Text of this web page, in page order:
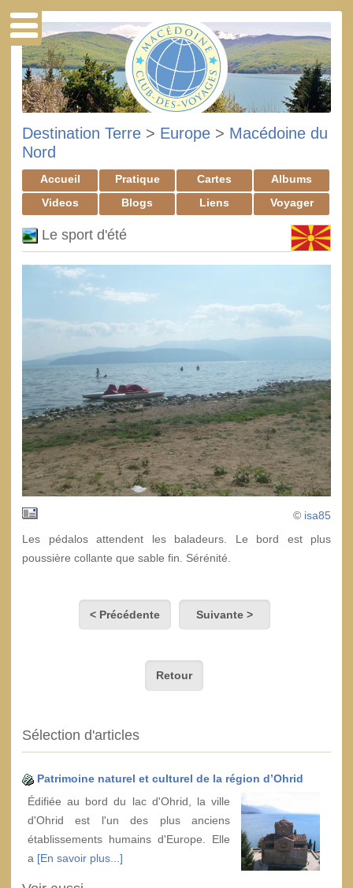
Destination Terre > Europe > Macédoine du
Nord
Accueil Pratique Cartes
Albums
Videos
Blogs Liens Voyager
Le sport d'été
© isa85
Les pédalos attendent les baladeurs. Le bord est plus
poussière collante que sable fin. Sérénité.
< Précédente Suivante >
Retour
Sélection d'articles
Patrimoine naturel et culturel de la région d’Ohrid
Édifiée au bord du lac d'Ohrid, la ville
d'Ohrid est l'un des plus anciens
établissements humains d'Europe. Elle
a [En savoir plus...]